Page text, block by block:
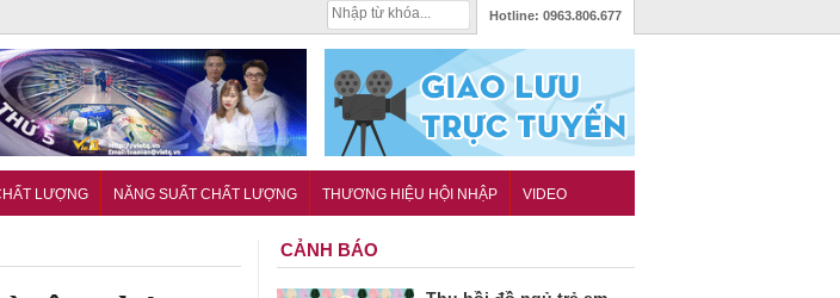
Hotline: 0963.806.677
LƯỢNG NĂNG SUẤT CHẤT LƯỢNG THƯƠNG HIỆU HỘI NHẬP VIDEO
CẢNH BÁO